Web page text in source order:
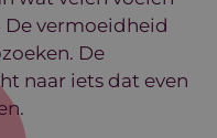
vermoeidheid
De
naar iets dat even